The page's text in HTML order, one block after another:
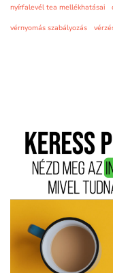
nyírfalevél tea mellékhatásai
vérnyomás szabályozás